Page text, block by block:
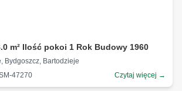
m² Ilość pokoi 1 Rok Budowy 1960
Bydgoszcz, Bartodzieje
47270
Czytaj więcej →